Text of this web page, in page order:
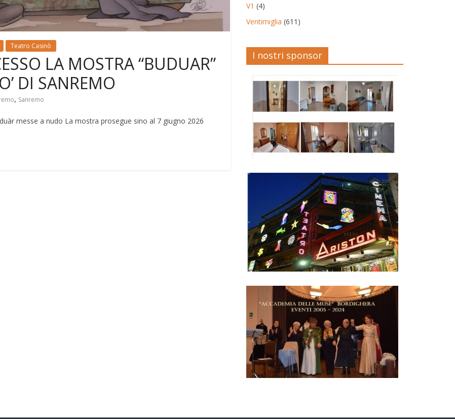
Teatro Casinò
LA MOSTRA “BUDUAR”
DI SANREMO
, Sanremo
messe a nudo La mostra prosegue sino al 7 giugno 2026
V1 (4)
Ventimiglia (611)
I nostri sponsor